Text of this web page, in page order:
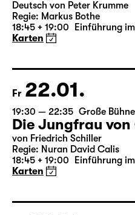
07.02.
18:00 Große Bühne
Bernarda Albas
von Federico García Lorca
Deutsch von Hans Magnus
Regie: Salome Schneebeli
Karten
18.02.
19:30 — 22:35 Große Bühne